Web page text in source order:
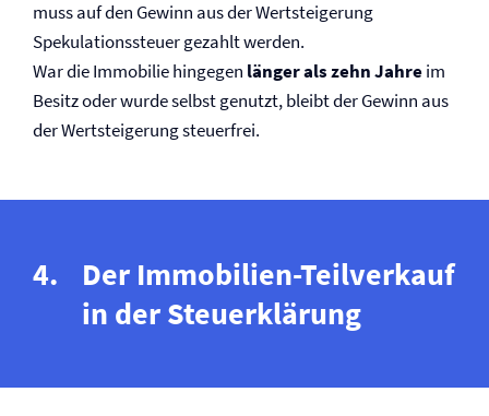
muss auf den Gewinn aus der Wertsteigerung
Spekulationssteuer gezahlt werden.
War die Immobilie hingegen länger als zehn Jahreim
Besitz oder wurde selbst genutzt, bleibt der Gewinn aus
der Wertsteigerung steuerfrei.
Der Immobilien-Teilverkauf
in der Steuerklärung